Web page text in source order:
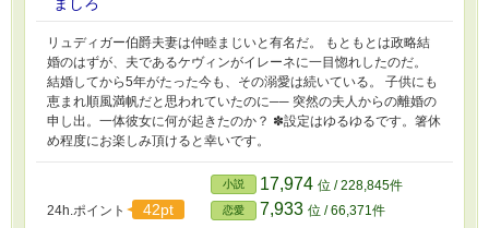
リュディガー伯爵夫妻は仲睦まじいと有名だ。 もともとは政略結
婚のはずが、夫であるケヴィンがイレーネに一目惚れしたのだ。
結婚してから5年がたった今も、その溺愛は続いている。 子供にも
恵まれ順風満帆だと思われていたのに── 突然の夫人からの離婚の
申し出。一体彼女に何が起きたのか？ ✽設定はゆるゆるです。箸休
め程度にお楽しみ頂けると幸いです。
24h.ポイント 42pt
小説 17,974 位 / 228,845件
恋愛 7,933 位 / 66,371件